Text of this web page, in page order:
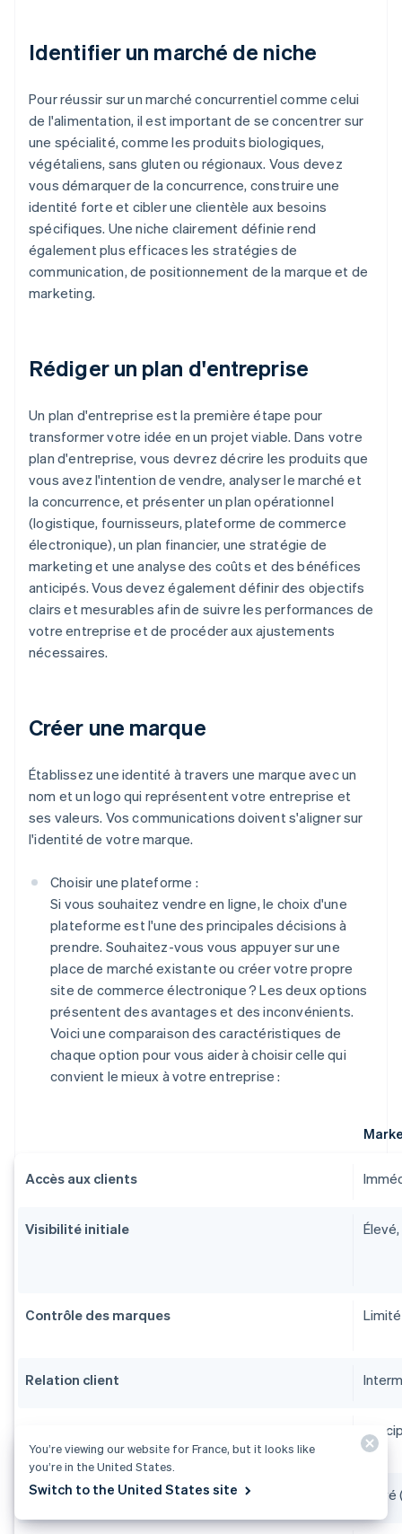
Identifier un marché de niche
Pour réussir sur un marché concurrentiel comme celui
de l'alimentation, il est important de se concentrer sur
une spécialité, comme les produits biologiques,
végétaliens, sans gluten ou régionaux. Vous devez
vous démarquer de la concurrence, construire une
identité forte et cibler une clientèle aux besoins
spécifiques. Une niche clairement définie rend
également plus efficaces les stratégies de
communication, de positionnement de la marque et de
marketing.
Rédiger un plan d'entreprise
Un plan d'entreprise est la première étape pour
transformer votre idée en un projet viable. Dans votre
plan d'entreprise, vous devrez décrire les produits que
vous avez l'intention de vendre, analyser le marché et
la concurrence, et présenter un plan opérationnel
(logistique, fournisseurs, plateforme de commerce
électronique), un plan financier, une stratégie de
marketing et une analyse des coûts et des bénéfices
anticipés. Vous devez également définir des objectifs
clairs et mesurables afin de suivre les performances de
votre entreprise et de procéder aux ajustements
nécessaires.
Créer une marque
Établissez une identité à travers une marque avec un
nom et un logo qui représentent votre entreprise et
ses valeurs. Vos communications doivent s'aligner sur
l'identité de votre marque.
Choisir une plateforme :
Si vous souhaitez vendre en ligne, le choix d'une
plateforme est l'une des principales décisions à
prendre. Souhaitez-vous vous appuyer sur une
place de marché existante ou créer votre propre
site de commerce électronique ? Les deux options
présentent des avantages et des inconvénients.
Voici une comparaison des caractéristiques de
chaque option pour vous aider à choisir celle qui
convient le mieux à votre entreprise :
Accès aux clients
Visibilité initiale
Contrôle des marques Limité
Relation client
Commissions de vente
You’re viewing our website for France, but it looks like
you’re in the United States.
Switch to the United States site